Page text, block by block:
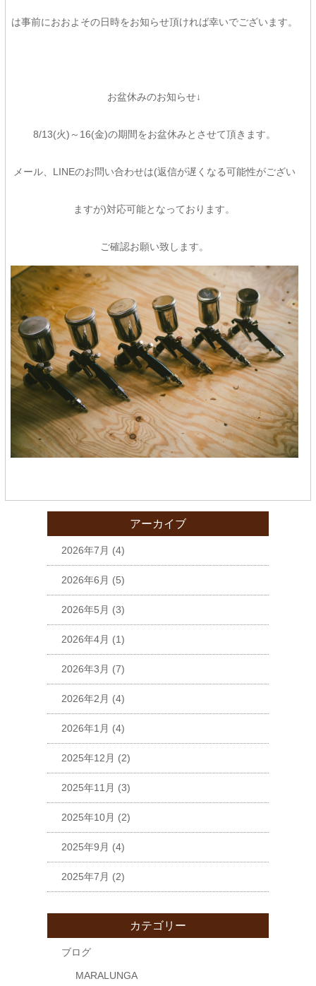
は事前におおよその日時をお知らせ頂ければ幸いでございます。
お盆休みのお知らせ↓
8/13(火)～16(金)の期間をお盆休みとさせて頂きます。
メール、LINEのお問い合わせは(返信が遅くなる可能性がござい
ますが)対応可能となっております。
ご確認お願い致します。
アーカイブ
2026年7月 (4)
2026年6月 (5)
2026年5月 (3)
2026年4月 (1)
2026年3月 (7)
2026年2月 (4)
2026年1月 (4)
2025年12月 (2)
2025年11月 (3)
2025年10月 (2)
2025年9月 (4)
2025年7月 (2)
カテゴリー
ブログ
MARALUNGA